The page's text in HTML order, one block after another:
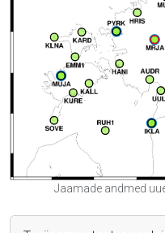
Jaamade andmed